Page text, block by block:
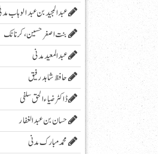
عبد المجید بن عبد الوہاب
بنت اصغر حسین، کرناٹک
عبدالمعید مدنی
حافظ شاہد رفیق
ڈاکٹر ضیاء الحق سلفی
حسان بن عبدالغفار
محمد مبارک مدنی